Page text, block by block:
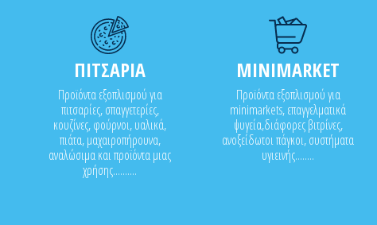
ΠΙΤΣΑΡΙΑ
Προϊόντα εξοπλισμού για
πιτσαρίες, σπαγγετερίες,
κουζίνες, φούρνοι, υαλικά,
πιάτα, μαχαιροπήρουνα,
αναλώσιμα και προϊόντα μιας
χρήσης..........
MINIMARKET
Προϊόντα εξοπλισμού για
minimarkets, επαγγελματικά
ψυγεία,διάφορες βιτρίνες,
ανοξείδωτοι πάγκοι, συστήματα
υγιεινής........